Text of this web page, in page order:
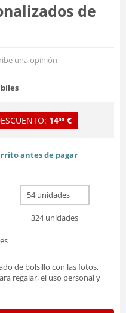
de
una opinión
1400 €
antes de pagar
54 unidades
324 unidades
de bolsillo con las fotos,
regalar, el uso personal y